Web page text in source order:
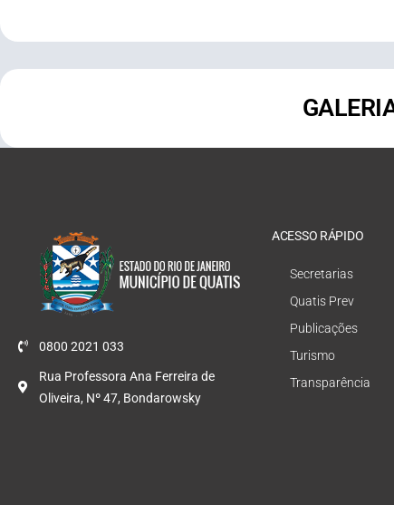
0800 2021 033
Rua Professora Ana Ferreira de
Oliveira, Nº 47, Bondarowsky
ACESSO RÁPIDO
Secretarias
Quatis Prev
Publicações
Turismo
Transparência